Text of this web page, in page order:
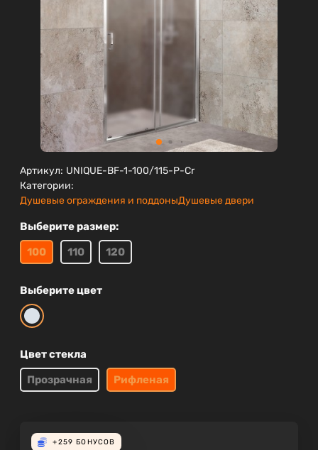
Артикул: UNIQUE-BF-1-100/115-P-Cr
Категории:
Душевые ограждения и поддоныДушевые двери
Выберите размер:
100
110 120
Выберите цвет
Цвет стекла
Прозрачная
Рифленая
+259 БОНУСОВ